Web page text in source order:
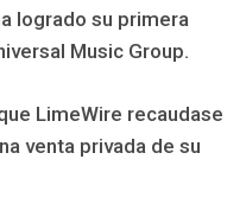
logrado su primera
Music Group.
LimeWire recaudase
venta privada de su